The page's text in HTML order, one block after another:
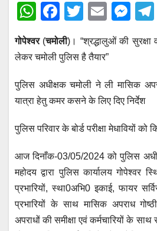
W
at
A
p
p
F
a
c
e
b
o
o
T
tt
er
E
m
ail
M
ss
n
g
er
गोपेश्वर(चमोली)। “श्रद्धालुओं की सुरक्षा
लेकर चमोली पुलिस है तैयार”
पुलिस अधीक्षक चमोली ने ली मासिक
यात्रा हेतु कमर कसने के लिए दिए निर्देश
पुलिस परिवार के बोर्ड परीक्षा मेधावियों को
आज दिनाँक-03/05/2024 को पुलिस
महोदय द्वारा पुलिस कार्यालय गोपेश्वर
प्रभारियों, स्था0अभि0 इकाई, फायर
प्रभारियों के साथ मासिक अपराध
अपराधों की समीक्षा एवं कर्मचारियों के